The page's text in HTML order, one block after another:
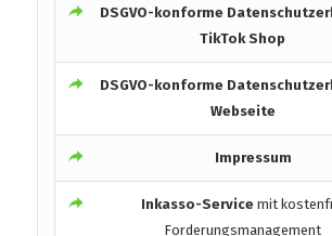
DSGVO-konforme
TikTok Shop
DSGVO-konforme
Webseite
Impressum
Inkasso-Service mit
Forderungsmanagement